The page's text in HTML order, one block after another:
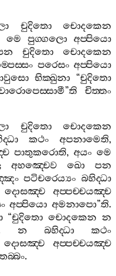
චුදිතො
චොදකෙන
මෙ පුග‍්ගලො අප‍්පියො
චුදිතො
චොදකෙන
පරෙසං අප‍්පියො
භික‍්ඛුනා“චුදිතො
”ති
චිත‍්තං
චුදිතො
චොදකෙන
කථං අපනාමෙති,
පාතුකරොති, අයං මෙ
අහඤ‍්චෙව ඛො
පන
පටිචරෙය්‍යං බහිද‍්ධා
දොසඤ‍්ච
අප‍්පච‍්චයඤ‍්ච
අප‍්පියො අමනාපො”ති.
“චුදිතො චොදකෙන න
න බහිද‍්ධා
කථං
දොසඤ‍්ච
අප‍්පච‍්චයඤ‍්ච
.